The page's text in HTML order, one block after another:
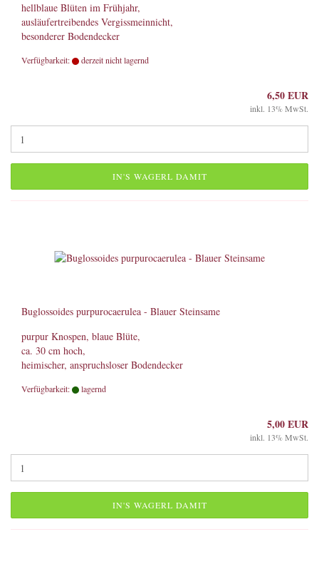
hellblaue Blüten im Frühjahr,
ausläufertreibendes Vergissmeinnicht,
besonderer Bodendecker
Verfügbarkeit: derzeit nicht lagernd
6,50 EUR
inkl. 13% MwSt.
IN'S WAGERL DAMIT
Buglossoides purpurocaerulea - Blauer Steinsame
purpur Knospen, blaue Blüte,
ca. 30 cm hoch,
heimischer, anspruchsloser Bodendecker
Verfügbarkeit: lagernd
5,00 EUR
inkl. 13% MwSt.
IN'S WAGERL DAMIT